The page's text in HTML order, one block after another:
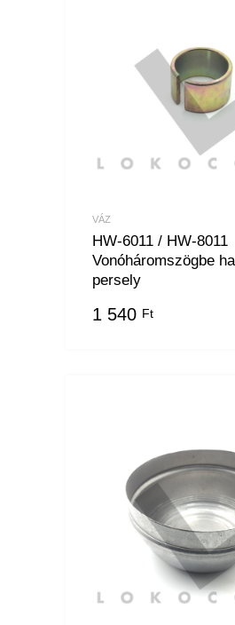
VÁZ
HW-6011 / HW-8011
Vonóháromszögbe
persely
1 540 Ft